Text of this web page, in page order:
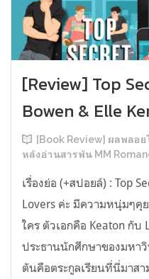
[Review] Top
Bowen & Elle
[Book Review] ผลพลอ
หลังอ่านสารพัน MM
เรื่องย่อ (+สปอยล์) : Top
Lovers ค่ะ มีความหนุ่มๆคุ
ใคร ตัวเอกคือ Keaton กั
ประธานนักศึกษาของมหา
ตันคือตระกูลเรียนที่นี่มาสา